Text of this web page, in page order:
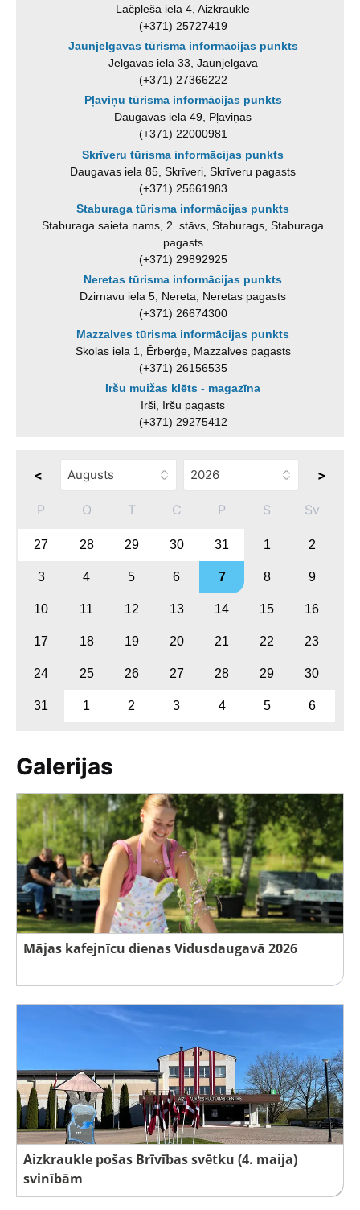
Lāčplēša iela 4, Aizkraukle
(+371) 25727419
Jaunjelgavas tūrisma informācijas punkts
Jelgavas iela 33, Jaunjelgava
(+371) 27366222
Pļaviņu tūrisma informācijas punkts
Daugavas iela 49, Pļaviņas
(+371) 22000981
Skrīveru tūrisma informācijas punkts
Daugavas iela 85, Skrīveri, Skrīveru pagasts
(+371) 25661983
Staburaga tūrisma informācijas punkts
Staburaga saieta nams, 2. stāvs, Staburags, Staburaga
pagasts
(+371) 29892925
Neretas tūrisma informācijas punkts
Dzirnavu iela 5, Nereta, Neretas pagasts
(+371) 26674300
Mazzalves tūrisma informācijas punkts
Skolas iela 1, Ērberģe, Mazzalves pagasts
(+371) 26156535
Iršu muižas klēts - magazīna
Irši, Iršu pagasts
(+371) 29275412
< >
P O T C P S Sv
27 28 29 30 31 1 2
3 4 5 6 7 8 9
10 11 12 13 14 15 16
17 18 19 20 21 22 23
24 25 26 27 28 29 30
31 1 2 3 4 5 6
Galerijas
Mājas kafejnīcu dienas Vidusdaugavā 2026
Aizkraukle pošas Brīvības svētku (4. maija)
svinībām